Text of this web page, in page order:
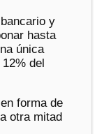
y
hasta
única
del
forma de
otra mitad